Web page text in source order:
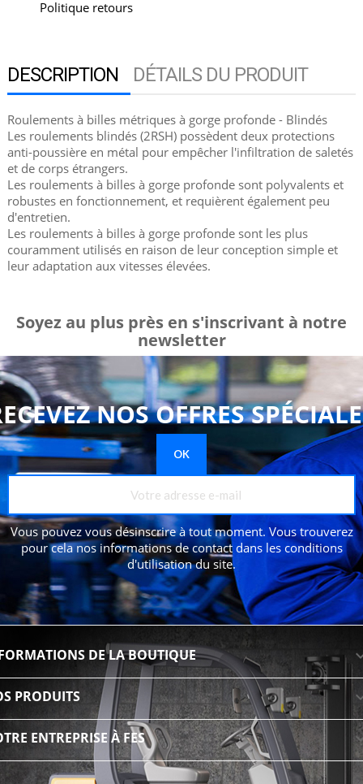
Politique retours
DESCRIPTION DÉTAILS DU PRODUIT
Roulements à billes métriques à gorge profonde - Blindés
Les roulements blindés (2RSH) possèdent deux protections
anti-poussière en métal pour empêcher l'infiltration de saletés
et de corps étrangers.
Les roulements à billes à gorge profonde sont polyvalents et
robustes en fonctionnement, et requièrent également peu
d'entretien.
Les roulements à billes à gorge profonde sont les plus
couramment utilisés en raison de leur conception simple et
leur adaptation aux vitesses élevées.
Soyez au plus près en s'inscrivant à notre
newsletter
NOS OFFRES
Vous pouvez vous désinscrire à tout moment. Vous trouverez
pour cela nos informations de contact dans les conditions
d'utilisation du site.
DE LA BOUTIQUE
PRODUITS
ENTREPRISE À FES